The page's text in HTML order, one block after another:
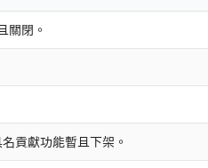
關閉。
貢獻功能暫且下架。